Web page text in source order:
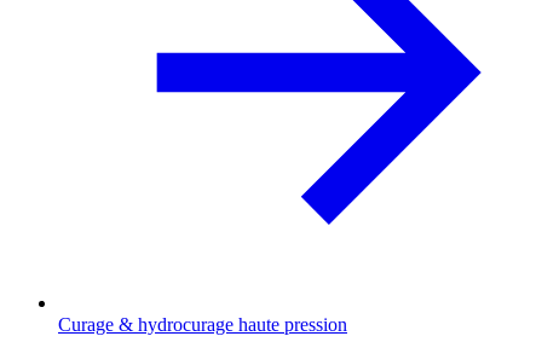
Curage & hydrocurage haute pression